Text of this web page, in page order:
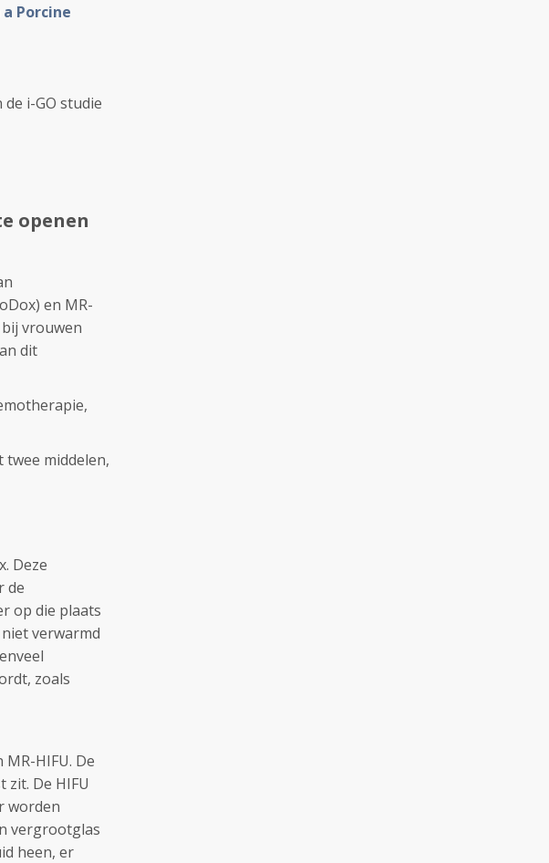
Porcine
i-GO studie
openen
en MR-
vrouwen
dit
middelen,
Deze
de
op die plaats
verwarmd
zoals
HIFU. De
De HIFU
worden
vergrootglas
heen, er